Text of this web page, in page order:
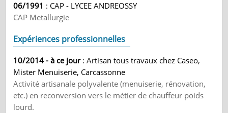
06/1991 : CAP - LYCEE ANDREOSSY
CAP Metallurgie
Expériences professionnelles
10/2014 - à ce jour: Artisan tous travaux chez Caseo,
Mister Menuiserie, Carcassonne
Activité artisanale polyvalente (menuiserie, rénovation,
etc.) en reconversion vers le métier de chauffeur poids
lourd.